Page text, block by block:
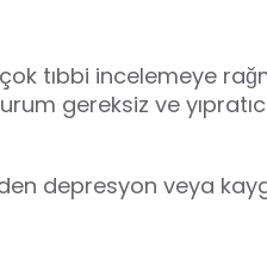
çok tıbbi incelemeye
gereksiz ve
depresyon veya